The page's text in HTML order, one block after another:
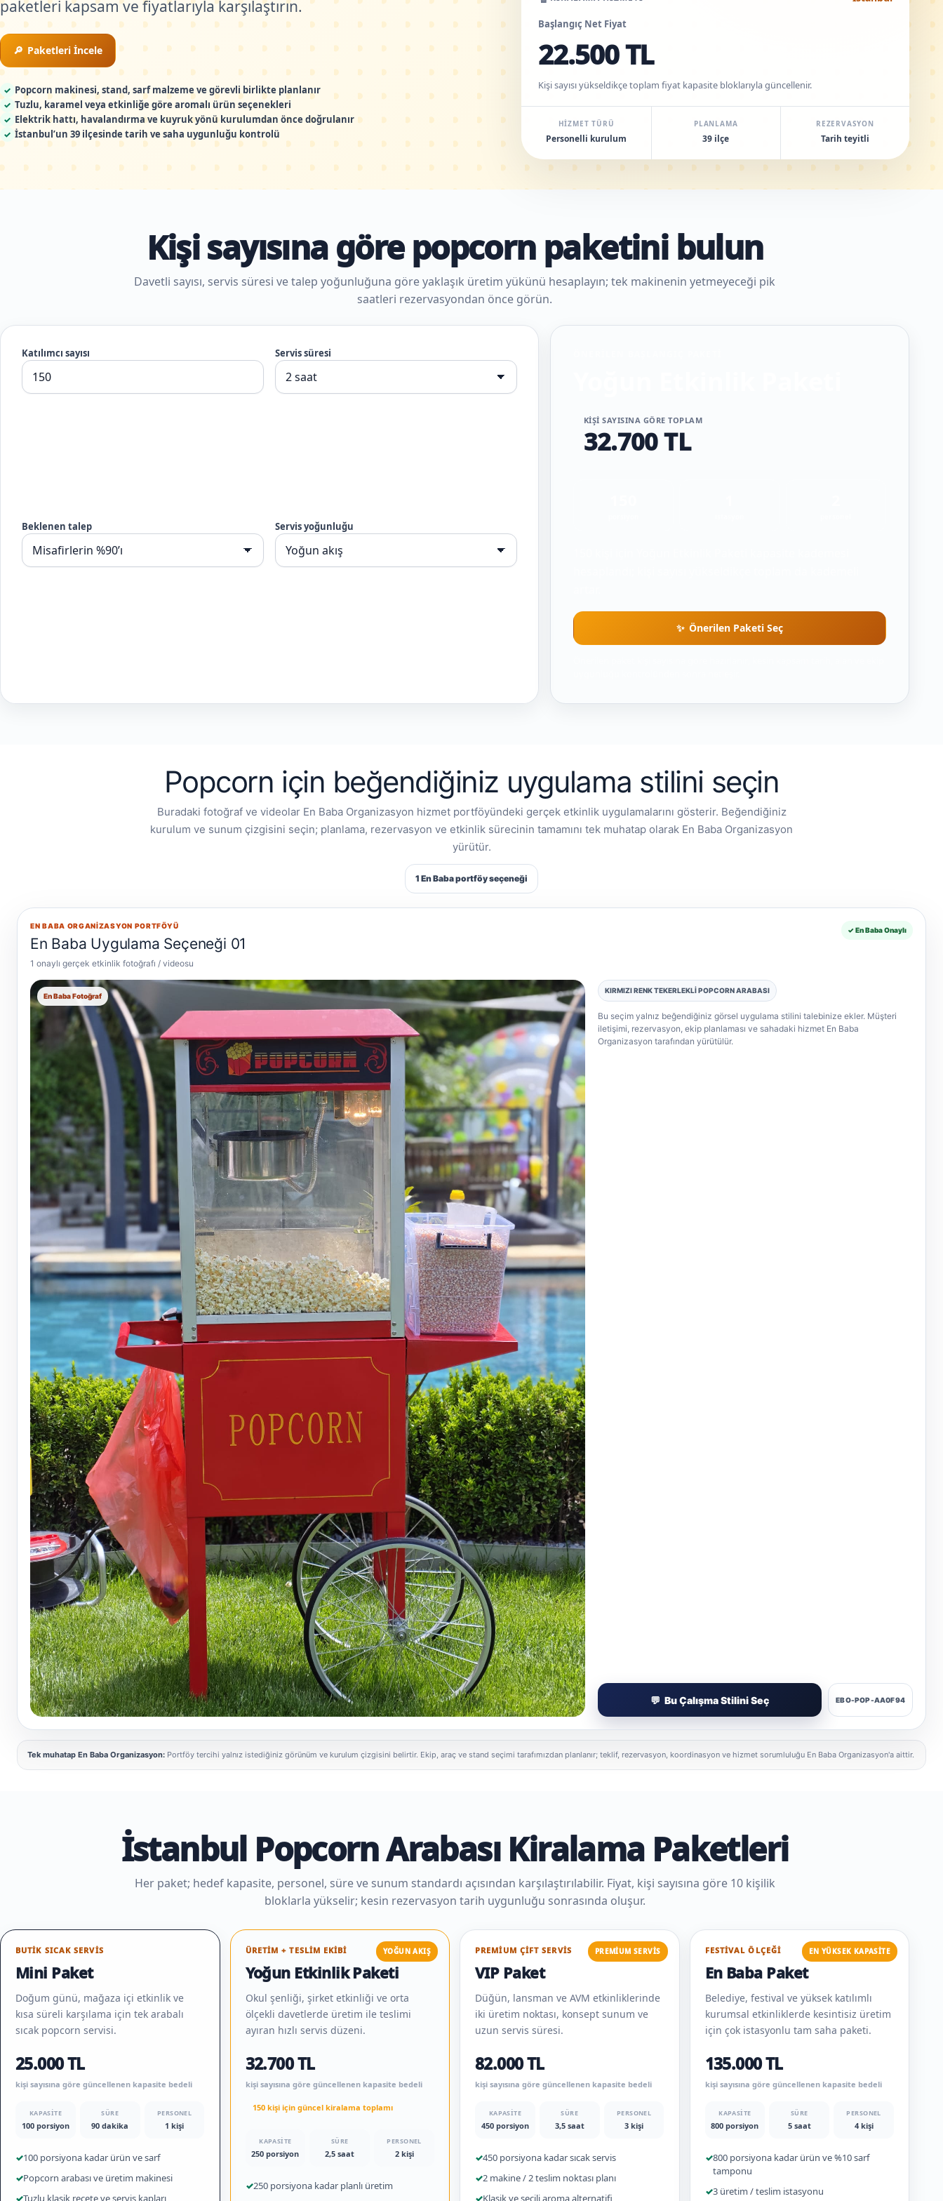
paketleri kapsam ve fiyatlarıyla karşılaştırın.
Paketleri İncele
✓ Popcorn makinesi, stand, sarf malzeme ve görevli birlikte planlanır
✓ Tuzlu, karamel veya etkinliğe göre aromalı ürün seçenekleri
✓ Elektrik hattı, havalandırma ve kuyruk yönü kurulumdan önce doğrulanır
✓ İstanbul’un 39 ilçesinde tarih ve saha uygunluğu kontrolü
Başlangıç Net Fiyat
22.500 TL
Kişi sayısı yükseldikçe toplam fiyat kapasite bloklarıyla güncellenir.
HIZMET TÜRÜ
Personelli kurulum
PLANLAMA
39 ilçe
REZERVASYON
Tarih teyitli
Kişi sayısına göre popcorn paketini bulun
Davetli sayısı, servis süresi ve talep yoğunluğuna göre yaklaşık üretim yükünü hesaplayın; tek makinenin yetmeyeceği pik
saatleri rezervasyondan önce görün.
Katılımcı sayısı Servis süresi
Beklenen talep Servis yoğunluğu
KIŞI SAYISINA GÖRE TOPLAM
32.700 TL
Önerilen Paketi Seç
Popcorn için beğendiğiniz uygulama stilini seçin
Buradaki fotoğraf ve videolar En Baba Organizasyon hizmet portföyündeki gerçek etkinlik uygulamalarını gösterir. Beğendiğiniz
kurulum ve sunum çizgisini seçin; planlama, rezervasyon ve etkinlik sürecinin tamamını tek muhatap olarak En Baba Organizasyon
yürütür.
1 En Baba portföy seçeneği
EN BABA ORGANIZASYON PORTFÖYÜ
En Baba Uygulama Seçeneği 01
1 onaylı gerçek etkinlik fotoğrafı / videosu
✓ En Baba Onaylı
En Baba Fotoğraf
KIRMIZI RENK TEKERLEKLİ POPCORN ARABASI
Bu seçim yalnız beğendiğiniz görsel uygulama stilini talebinize ekler. Müşteri
iletişimi, rezervasyon, ekip planlaması ve sahadaki hizmet En Baba
Organizasyon tarafından yürütülür.
Bu Çalışma Stilini Seç EBO-POP-AA0F94
Tek muhatap En Baba Organizasyon: Portföy tercihi yalnız istediğiniz görünüm ve kurulum çizgisini belirtir. Ekip, araç ve stand seçimi tarafımızdan planlanır; teklif, rezervasyon, koordinasyon ve hizmet sorumluluğu En Baba Organizasyon'a aittir.
İstanbul Popcorn Arabası Kiralama Paketleri
Her paket; hedef kapasite, personel, süre ve sunum standardı açısından karşılaştırılabilir. Fiyat, kişi sayısına göre 10 kişilik
bloklarla yükselir; kesin rezervasyon tarih uygunluğu sonrasında oluşur.
BUTIK SICAK SERVIS
Mini Paket
Doğum günü, mağaza içi etkinlik ve
kısa süreli karşılama için tek arabalı
sıcak popcorn servisi.
25.000 TL
kişi sayısına göre güncellenen kapasite bedeli
KAPASITE
100 porsiyon
SÜRE
90 dakika
PERSONEL
1 kişi
✓100 porsiyona kadar ürün ve sarf
✓Popcorn arabası ve üretim makinesi
✓Tuzlu klasik reçete ve servis kapları
YOĞUN AKIŞ
ÜRETIM + TESLIM EKIBI
Yoğun Etkinlik Paketi
Okul şenliği, şirket etkinliği ve orta
ölçekli davetlerde üretim ile teslimi
ayıran hızlı servis düzeni.
32.700 TL
kişi sayısına göre güncellenen kapasite bedeli
150 kişi için güncel kiralama toplamı
KAPASITE
250 porsiyon
SÜRE
2,5 saat
PERSONEL
2 kişi
✓250 porsiyona kadar planlı üretim
PREMIUM SERVIS
PREMIUM ÇIFT SERVIS
VIP Paket
Düğün, lansman ve AVM etkinliklerinde
iki üretim noktası, konsept sunum ve
uzun servis süresi.
82.000 TL
kişi sayısına göre güncellenen kapasite bedeli
KAPASITE
450 porsiyon
SÜRE
3,5 saat
PERSONEL
3 kişi
✓450 porsiyona kadar sıcak servis
✓2 makine / 2 teslim noktası planı
✓Klasik ve seçili aroma alternatifi
EN YÜKSEK KAPASITE
FESTIVAL ÖLÇEĞI
En Baba Paket
Belediye, festival ve yüksek katılımlı
kurumsal etkinliklerde kesintisiz üretim
için çok istasyonlu tam saha paketi.
135.000 TL
kişi sayısına göre güncellenen kapasite bedeli
KAPASITE
800 porsiyon
SÜRE
5 saat
PERSONEL
4 kişi
✓800 porsiyona kadar ürün ve %10 sarf
tamponu
✓3 üretim / teslim istasyonu